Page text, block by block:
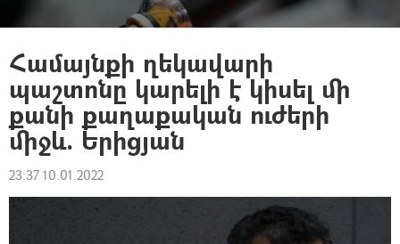
Համայնքի ղեկավարի
պաշտոնը կարելի է կիսել մի
քանի քաղաքական ուժերի
միջև. Երիցյան
23:37 10.01.2022